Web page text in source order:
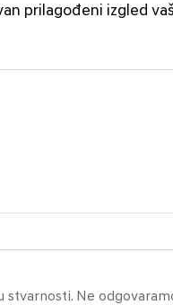
prilagođeni izgled
Ne